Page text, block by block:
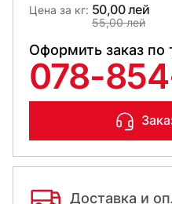
Цена за кг: 50,00 лей
55,00 лей
Оформить заказ по
078-
Доставка и